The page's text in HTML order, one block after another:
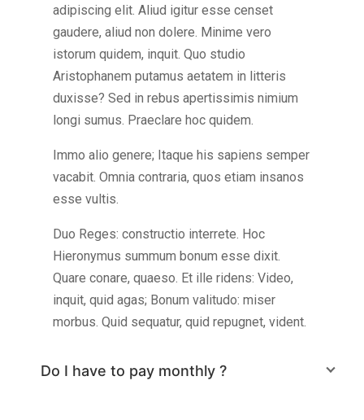
adipiscing elit. Aliud igitur esse censet
gaudere, aliud non dolere. Minime vero
istorum quidem, inquit. Quo studio
Aristophanem putamus aetatem in litteris
duxisse? Sed in rebus apertissimis nimium
longi sumus. Praeclare hoc quidem.
Immo alio genere; Itaque his sapiens semper
vacabit. Omnia contraria, quos etiam insanos
esse vultis.
Duo Reges: constructio interrete. Hoc
Hieronymus summum bonum esse dixit.
Quare conare, quaeso. Et ille ridens: Video,
inquit, quid agas; Bonum valitudo: miser
morbus. Quid sequatur, quid repugnet, vident.
Do I have to pay monthly ?